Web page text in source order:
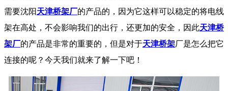
需要沈阳天津桥架厂的产品的，因为它这样可以稳定的将电线
架在高处，不会影响我们的出行，还更加的安全，因此天津桥
架厂的产品是非常的重要的，但是对于天津桥架厂是怎么把它
连接的呢？今天我们就来了解一下吧！